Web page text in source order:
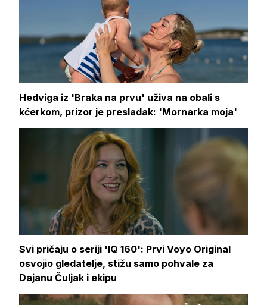
Hedviga iz 'Braka na prvu' uživa na obali s
kćerkom, prizor je presladak: 'Mornarka moja'
Svi pričaju o seriji 'IQ 160': Prvi Voyo Original
osvojio gledatelje, stižu samo pohvale za
Dajanu Čuljak i ekipu